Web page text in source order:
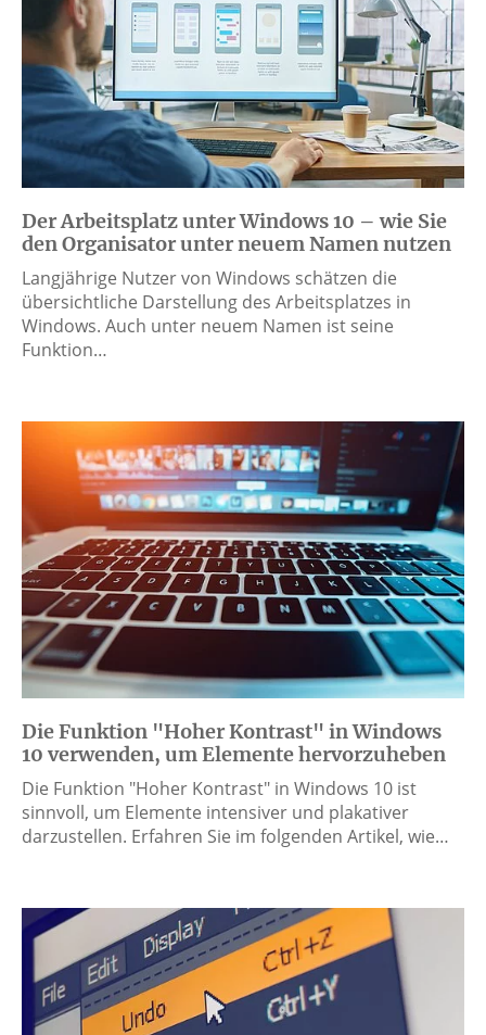
Der Arbeitsplatz unter Windows 10 – wie Sie
den Organisator unter neuem Namen nutzen
Langjährige Nutzer von Windows schätzen die
übersichtliche Darstellung des Arbeitsplatzes in
Windows. Auch unter neuem Namen ist seine
Funktion…
Die Funktion "Hoher Kontrast" in Windows
10 verwenden, um Elemente hervorzuheben
Die Funktion "Hoher Kontrast" in Windows 10 ist
sinnvoll, um Elemente intensiver und plakativer
darzustellen. Erfahren Sie im folgenden Artikel, wie…